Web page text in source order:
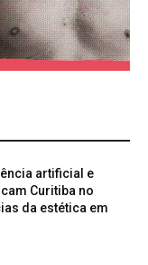
artificial e
Curitiba no
da estética em